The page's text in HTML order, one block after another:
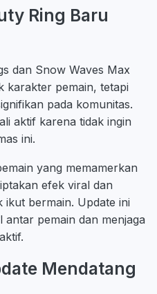
Ring Baru
dan Snow Waves Max
karakter pemain, tetapi
pada komunitas.
aktif karena tidak ingin
ini.
yang memamerkan
efek viral dan
bermain. Update ini
antar pemain dan menjaga
Mendatang